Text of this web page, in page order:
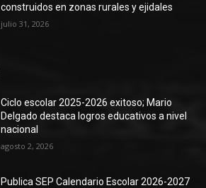
construidos en zonas rurales y ejidales
julio 31, 2026
Ciclo escolar 2025-2026 exitoso; Mario
Delgado destaca logros educativos a nivel
nacional
agosto 2, 2026
Publica SEP Calendario Escolar 2026-2027